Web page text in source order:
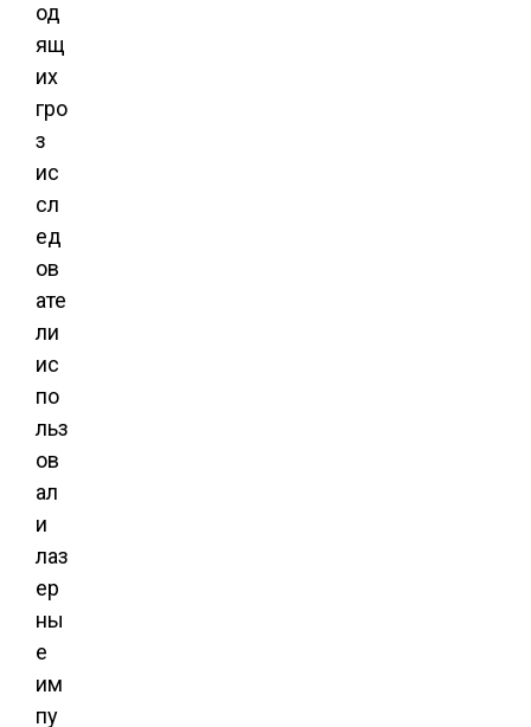
од
ящ
их
гро
з
ис
сл
ед
ов
ате
ли
ис
по
льз
ов
ал
и
лаз
ер
ны
е
им
пу